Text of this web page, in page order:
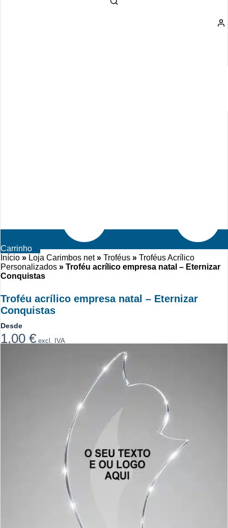
Carrinho
Início » Loja Carimbos net» Troféus » Troféus Acrílico
Personalizados » Troféu acrílico empresa natal – Eternizar
Conquistas
Troféu acrílico empresa natal – Eternizar
Conquistas
Desde
1,00 € excl. IVA